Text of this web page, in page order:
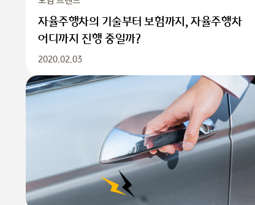
자율주행차의 기술부터 보험까지, 자율주행차
어디까지 진행 중일까?
2020.02.03